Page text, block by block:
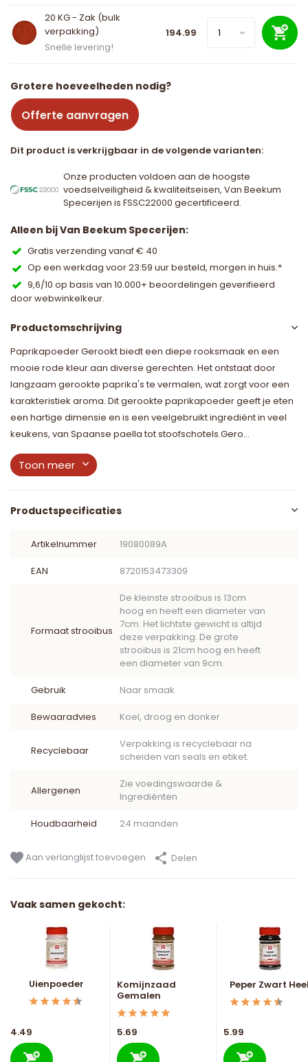
20 KG - Zak (bulk
verpakking)
Snelle levering!
194.99
Grotere hoeveelheden nodig?
Offerte aanvragen
Dit product is verkrijgbaar in de volgende varianten:
Onze producten voldoen aan de hoogste
voedselveiligheid & kwaliteitseisen, Van Beekum
Specerijen is FSSC22000 gecertificeerd.
Alleen bij Van Beekum Specerijen:
Gratis verzending vanaf € 40
Op een werkdag voor 23:59 uur besteld, morgen in huis.*
9,6/10 op basis van 10.000+ beoordelingen geverifieerd
door webwinkelkeur.
Productomschrijving
Paprikapoeder Gerookt biedt een diepe rooksmaak en een
mooie rode kleur aan diverse gerechten. Het ontstaat door
langzaam gerookte paprika's te vermalen, wat zorgt voor een
karakteristiek aroma. Dit gerookte paprikapoeder geeft je eten
een hartige dimensie en is een veelgebruikt ingrediënt in veel
keukens, van Spaanse paella tot stoofschotels.Gero...
Toon meer
Productspecificaties
Artikelnummer 19080089A
EAN 8720153473309
Formaat strooibus
De kleinste strooibus is 13cm
hoog en heeft een diameter van
7cm. Het lichtste gewicht is altijd
deze verpakking. De grote
strooibus is 21cm hoog en heeft
een diameter van 9cm.
Gebruik Naar smaak
Bewaaradvies Koel, droog en donker
Recyclebaar
Verpakking is recyclebaar na
scheiden van seals en etiket.
Allergenen
Zie voedingswaarde &
Ingrediënten
Houdbaarheid 24 maanden
Aan verlanglijst toevoegen Delen
Vaak samen gekocht:
Uienpoeder
4.49
Komijnzaad
Gemalen
5.69
Peper Zwart
5.99